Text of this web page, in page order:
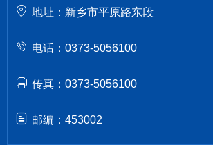
地址：新乡市平原路东段
电话：0373-5056100
传真：0373-5056100
邮编：453002